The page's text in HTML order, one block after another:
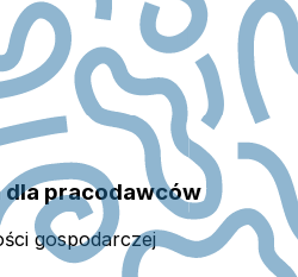
dla pracodawców
gospodarczej